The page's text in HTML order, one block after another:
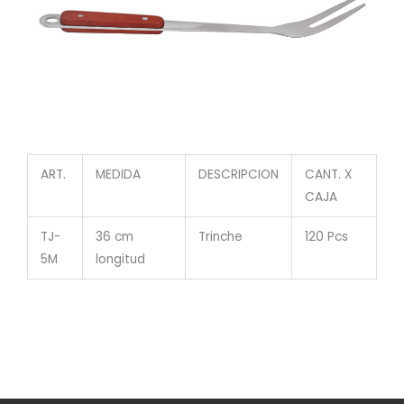
ART. MEDIDA DESCRIPCION
CANT. X
CAJA
TJ-
5M
36 cm
longitud
Trinche 120 Pcs